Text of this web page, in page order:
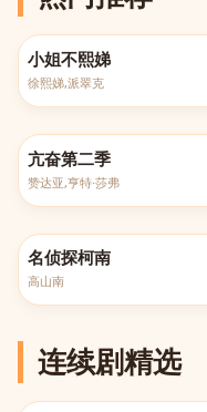
更新至20260521
小姐不熙娣
徐熙娣,派翠克
亢奋第二季
赞达亚,亨特·莎弗
更新至第1260集
名侦探柯南
高山南
连续剧精选
已完结